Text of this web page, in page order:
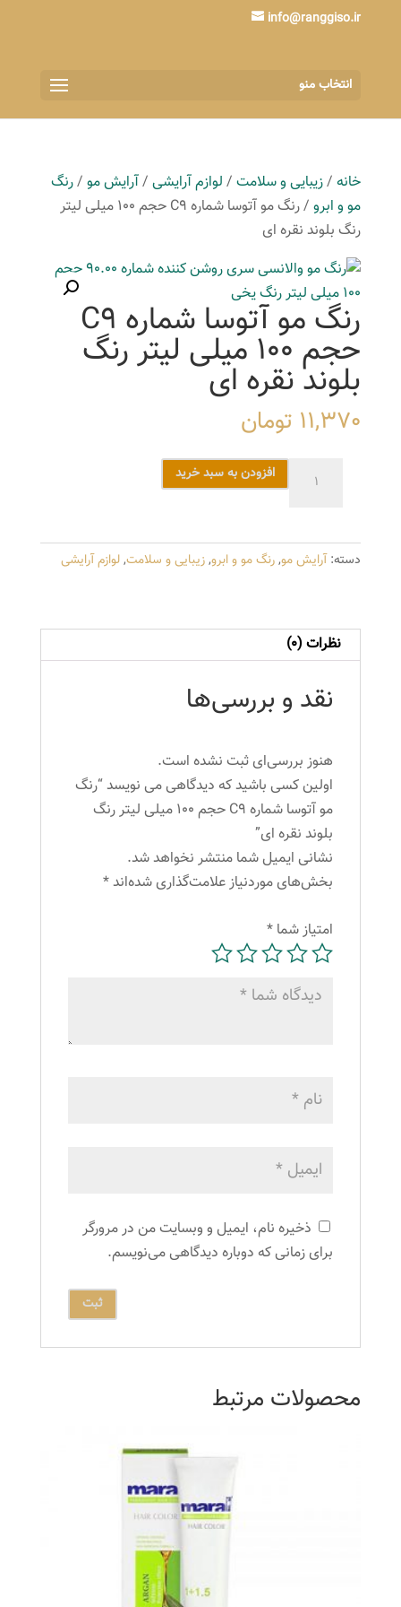
info@ranggiso.ir
انتخاب منو
خانه/زیبایی و سلامت/ لوازم آرایشی/آرایش مو/رنگ
مو و ابرو
/ رنگ مو آتوسا شماره C9 حجم 100 میلی لیتر
رنگ بلوند نقره ای
رنگ مو آتوسا شماره C9
حجم 100 میلی لیتر رنگ
بلوند نقره ای
11,370 تومان
شماره
C9
میلی
لیتر
رنگ
بلوند
ای
عدد
افزودن به سبد خرید
دسته:آرایش مو,رنگ مو و ابرو,زیبایی و سلامت,لوازم آرایشی
نظرات (0)
نقد و بررسی‌ها
هنوز بررسی‌ای ثبت نشده است.
اولین کسی باشید که دیدگاهی می نویسد “رنگ
مو آتوسا شماره C9 حجم 100 میلی لیتر رنگ
بلوند نقره ای”
نشانی ایمیل شما منتشر نخواهد شد.
بخش‌های موردنیاز علامت‌گذاری شده‌اند*
امتیاز شما *
ذخیره نام، ایمیل و وبسایت من در مرورگر
برای زمانی که دوباره دیدگاهی می‌نویسم.
محصولات مرتبط